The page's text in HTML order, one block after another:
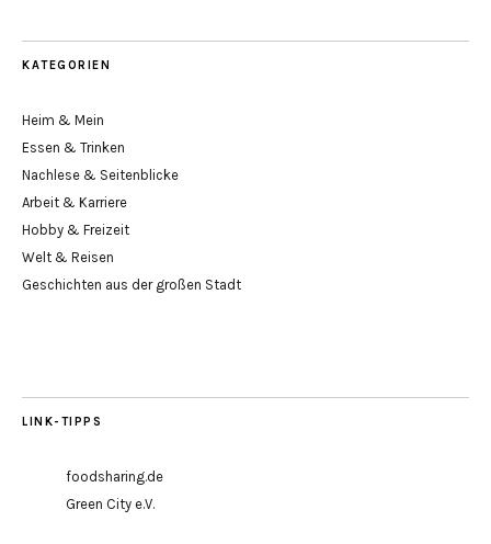
KATEGORIEN
Heim & Mein
Essen & Trinken
Nachlese & Seitenblicke
Arbeit & Karriere
Hobby & Freizeit
Welt & Reisen
Geschichten aus der großen Stadt
LINK-TIPPS
foodsharing.de
Green City e.V.